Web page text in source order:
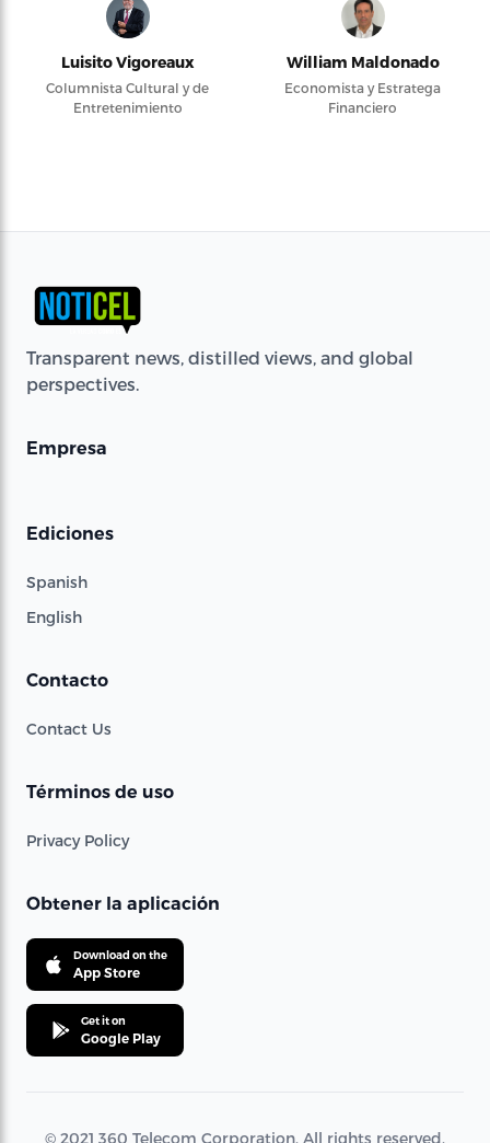
Luisito Vigoreaux
Columnista Cultural y de
Entretenimiento
William Maldonado
Economista y Estratega
Financiero
Transparent news, distilled views, and global
perspectives.
Empresa
Ediciones
Spanish
English
Contacto
Contact Us
Términos de uso
Privacy Policy
Obtener la aplicación
Download on the
App Store
Get it on
Google Play
© 2021 360 Telecom Corporation. All rights reserved.